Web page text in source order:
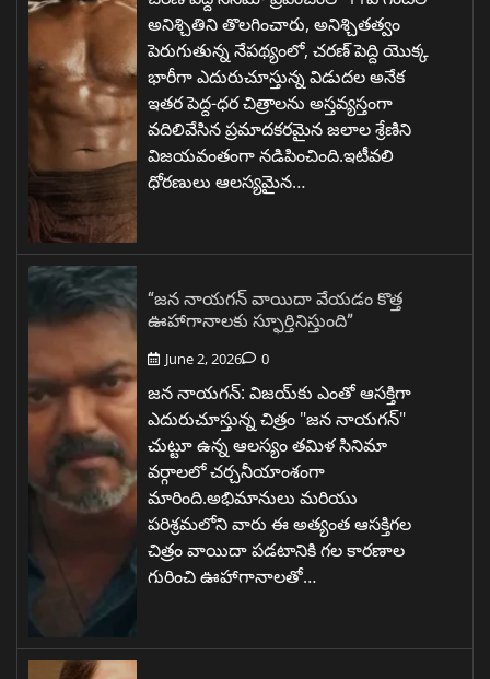
అనిశ్చితిని తొలగించారు, అనిశ్చితత్వం
పెరుగుతున్న నేపథ్యంలో, చరణ్ పెద్ది యొక్క
భారీగా ఎదురుచూస్తున్న విడుదల అనేక
ఇతర పెద్ద-ధర చిత్రాలను అస్తవ్యస్తంగా
వదిలివేసిన ప్రమాదకరమైన జలాల శ్రేణిని
విజయవంతంగా నడిపించింది.ఇటీవలి
ధోరణులు ఆలస్యమైన…
“జన నాయగన్ వాయిదా వేయడం కొత్త
ఊహాగానాలకు స్ఫూర్తినిస్తుంది”
June 2, 2026 0
జన నాయగన్: విజయ్‌కు ఎంతో ఆసక్తిగా
ఎదురుచూస్తున్న చిత్రం "జన నాయగన్"
చుట్టూ ఉన్న ఆలస్యం తమిళ సినిమా
వర్గాలలో చర్చనీయాంశంగా
మారింది.అభిమానులు మరియు
పరిశ్రమలోని వారు ఈ అత్యంత ఆసక్తిగల
చిత్రం వాయిదా పడటానికి గల కారణాల
గురించి ఊహాగానాలతో…